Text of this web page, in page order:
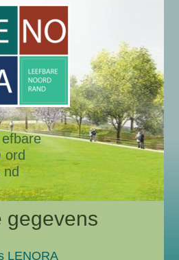
efbare
ord
nd
gegevens
LENORA